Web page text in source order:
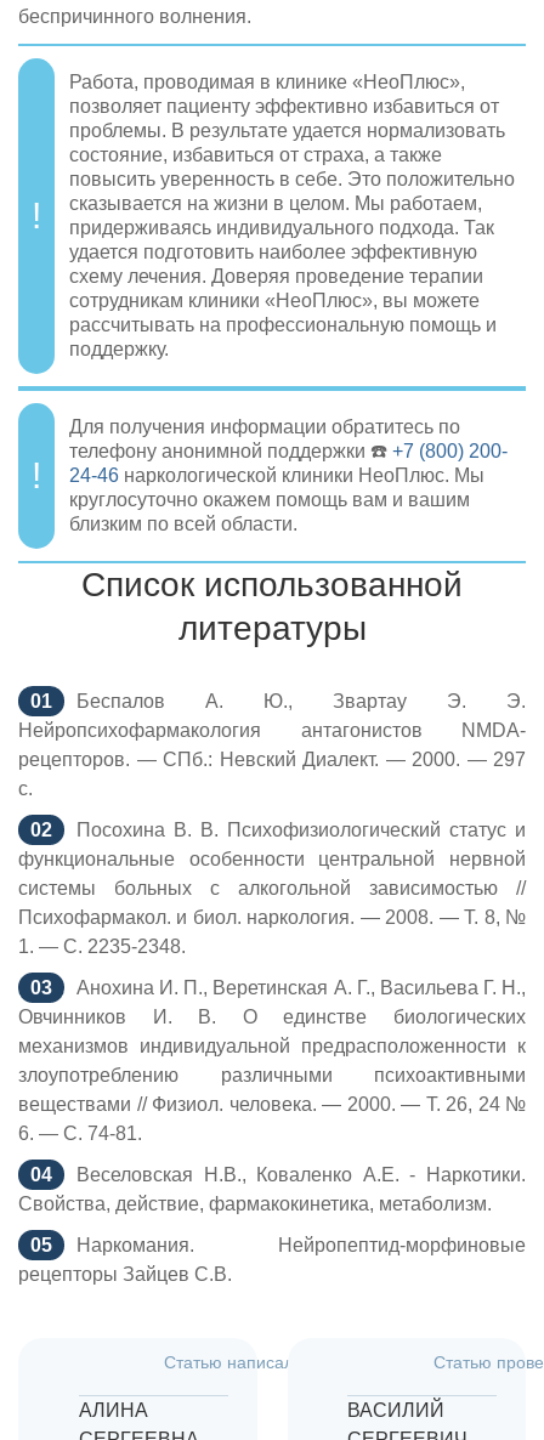
беспричинного волнения.
Работа, проводимая в клинике «НеоПлюс»,
позволяет пациенту эффективно избавиться от
проблемы. В результате удается нормализовать
состояние, избавиться от страха, а также
повысить уверенность в себе. Это положительно
сказывается на жизни в целом. Мы работаем,
придерживаясь индивидуального подхода. Так
удается подготовить наиболее эффективную
схему лечения. Доверяя проведение терапии
сотрудникам клиники «НеоПлюс», вы можете
рассчитывать на профессиональную помощь и
поддержку.
Для получения информации обратитесь по
телефону анонимной поддержки ☎️ +7 (800) 200-
24-46 наркологической клиники НеоПлюс. Мы
круглосуточно окажем помощь вам и вашим
близким по всей области.
Список использованной
литературы
Беспалов А. Ю., Звартау Э. Э.
Нейропсихофармакология антагонистов NMDA-
рецепторов. — СПб.: Невский Диалект. — 2000. — 297
с.
Посохина В. В. Психофизиологический статус и
функциональные особенности центральной нервной
системы больных с алкогольной зависимостью //
Психофармакол. и биол. наркология. — 2008. — Т. 8, №
1. — С. 2235-2348.
Анохина И. П., Веретинская А. Г., Васильева Г. Н.,
Овчинников И. В. О единстве биологических
механизмов индивидуальной предрасположенности к
злоупотреблению различными психоактивными
веществами // Физиол. человека. — 2000. — Т. 26, 24 №
6. — С. 74-81.
Веселовская Н.В., Коваленко А.Е. - Наркотики.
Свойства, действие, фармакокинетика, метаболизм.
Наркомания. Нейропептид-морфиновые
рецепторы Зайцев С.В.
Статью написал:
АЛИНА
Статью
ВАСИЛИЙ